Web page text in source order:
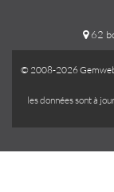
62
© 2008-2026
les données sont à